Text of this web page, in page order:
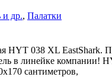
и др., Палатки
HYT 038 XL EastShark.
в линейке компании!
сантиметров,